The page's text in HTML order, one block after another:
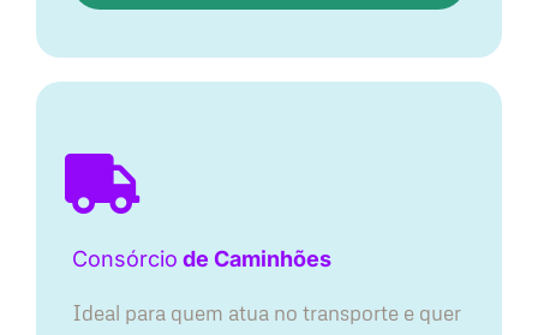
Consórcio de Caminhões
Ideal para quem atua no transporte e quer